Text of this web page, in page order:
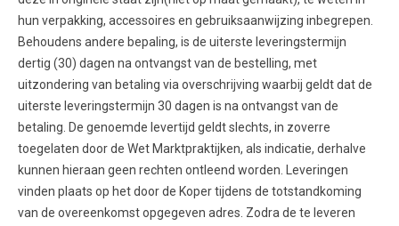
hun verpakking, accessoires en gebruiksaanwijzing inbegrepen.
Behoudens andere bepaling, is de uiterste leveringstermijn
dertig (30) dagen na ontvangst van de bestelling, met
uitzondering van betaling via overschrijving waarbij geldt dat de
uiterste leveringstermijn 30 dagen is na ontvangst van de
betaling. De genoemde levertijd geldt slechts, in zoverre
toegelaten door de Wet Marktpraktijken, als indicatie, derhalve
kunnen hieraan geen rechten ontleend worden. Leveringen
vinden plaats op het door de Koper tijdens de totstandkoming
van de overeenkomst opgegeven adres. Zodra de te leveren